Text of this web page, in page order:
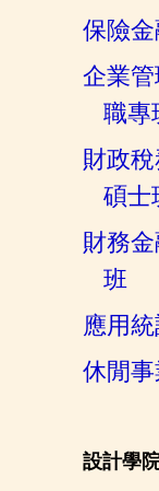
保險
企業
職專
財政
碩士
財務
班
應用
休閒
設計學